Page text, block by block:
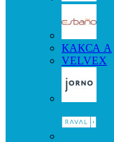
КАКСА А
VELVEX